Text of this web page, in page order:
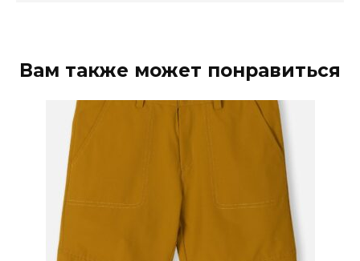
Вам также может понравиться